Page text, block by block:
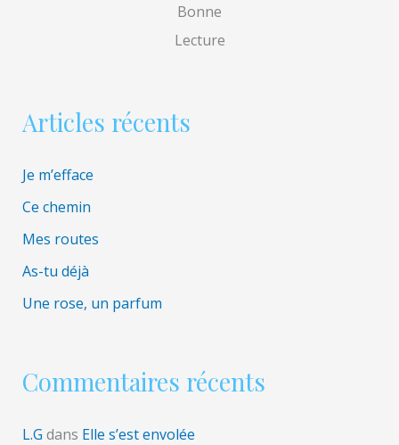
Bonne
Lecture
Articles récents
Je m’efface
Ce chemin
Mes routes
As-tu déjà
Une rose, un parfum
Commentaires récents
L.G dans Elle s’est envolée